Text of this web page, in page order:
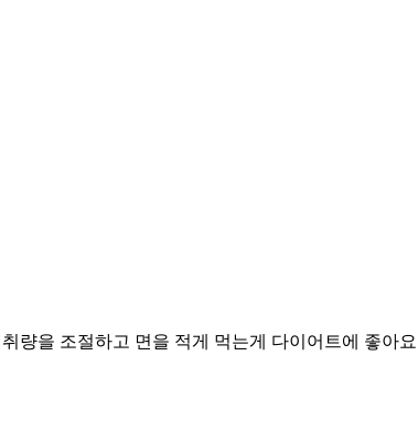
량을 조절하고 면을 적게 먹는게 다이어트에 좋아